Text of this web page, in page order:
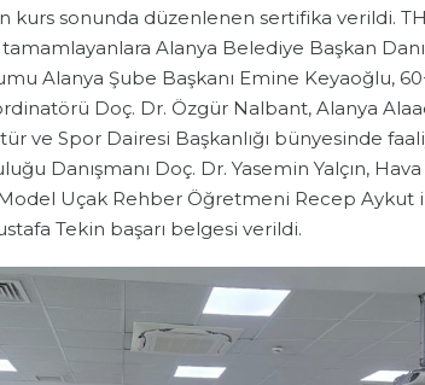
kurs sonunda düzenlenen sertifika verildi.
tamamlayanlara Alanya Belediye Başkan
Alanya Şube Başkanı Emine Keyaoğlu,
Doç. Dr. Özgür Nalbant, Alanya
ve Spor Dairesi Başkanlığı bünyesinde
Danışmanı Doç. Dr. Yasemin Yalçın,
Uçak Rehber Öğretmeni Recep Aykut
Tekin başarı belgesi verildi.
Eğitim